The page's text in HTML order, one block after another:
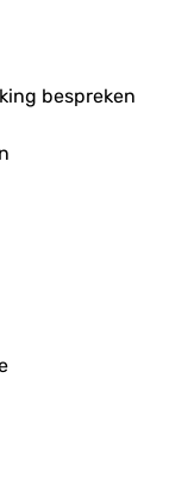
bespreken